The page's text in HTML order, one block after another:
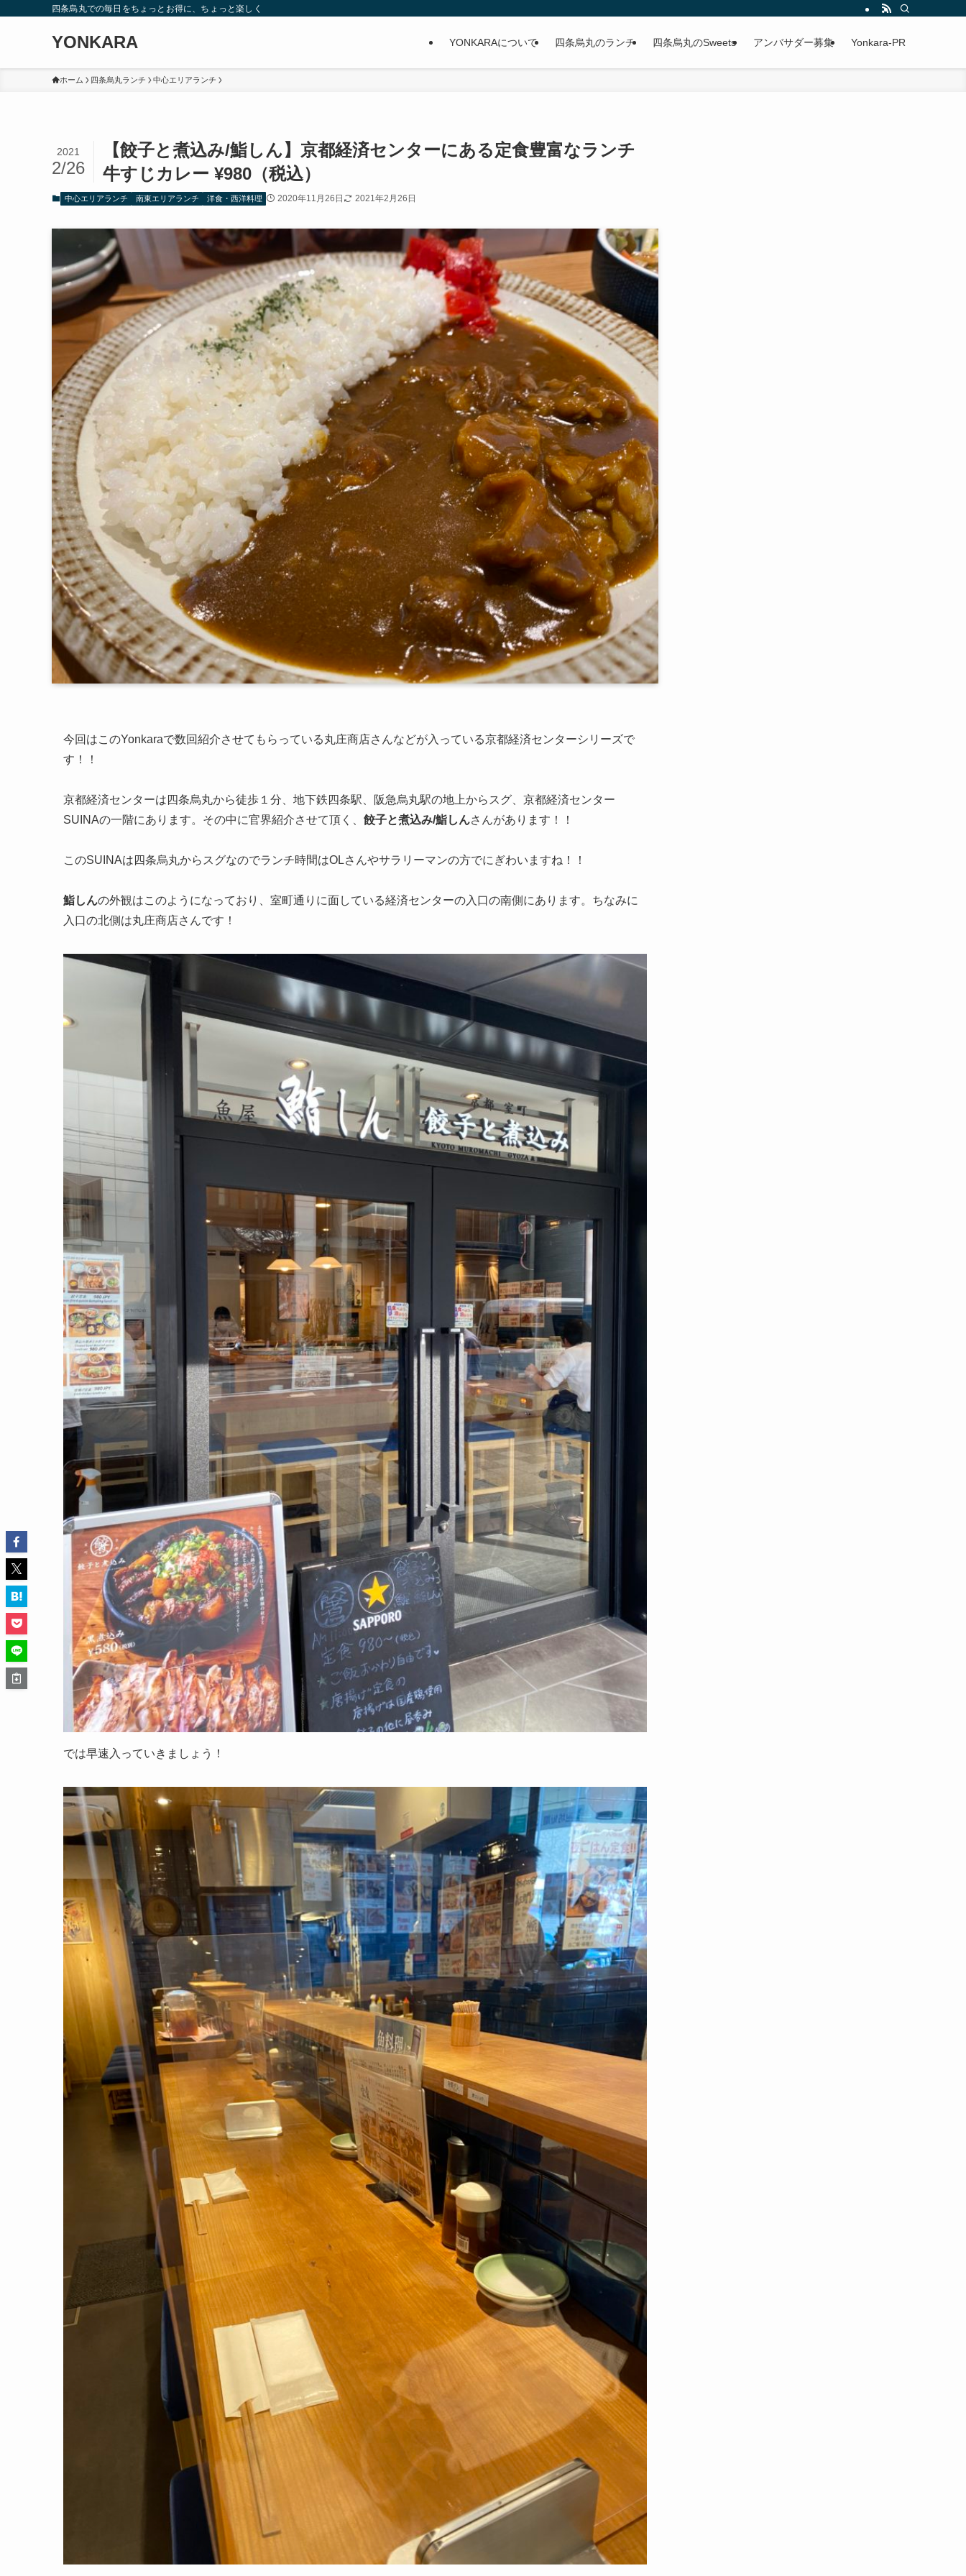
四条烏丸での毎日をちょっとお得に、ちょっと楽しく
YONKARA YONKARAについて 四条烏丸のランチ 四条烏丸のSweets アンバサダー募集 Yonkara-PR
ホーム 四条烏丸ランチ 中心エリアランチ
【餃子と煮込み/鮨しん】京都経済センターにある定食豊富なランチ
牛すじカレー ¥980（税込）
2021
2/26
中心エリアランチ 南東エリアランチ 洋食・西洋料理 2020年11月26日 2021年2月26日
今回はこのYonkaraで数回紹介させてもらっている丸庄商店さんなどが入っている京都経済センターシリーズで
す！！
京都経済センターは四条烏丸から徒歩１分、地下鉄四条駅、阪急烏丸駅の地上からスグ、京都経済センター
SUINAの一階にあります。その中に官界紹介させて頂く、 餃子と煮込み/鮨しんさんがあります！！
このSUINAは四条烏丸からスグなのでランチ時間はOLさんやサラリーマンの方でにぎわいますね！！
鮨しんの外観はこのようになっており、室町通りに面している経済センターの入口の南側にあります。ちなみに
入口の北側は丸庄商店さんです！
では早速入っていきましょう！